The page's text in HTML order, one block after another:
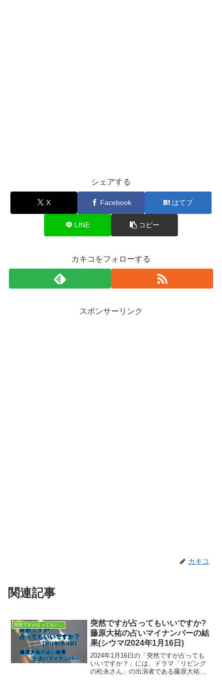
シェアする
X Facebook はてブ
LINE コピー
カキコをフォローする
スポンサーリンク
カキコ
関連記事
突然ですが占ってもいいですか?
藤原大祐の占いマイナンバーの結
果(シウマ/2024年1月16日)
2024年1月16日の「突然ですが占っても
いいですか？」には、ドラマ「リビング
の松永さん」の出演者である藤原大祐さ